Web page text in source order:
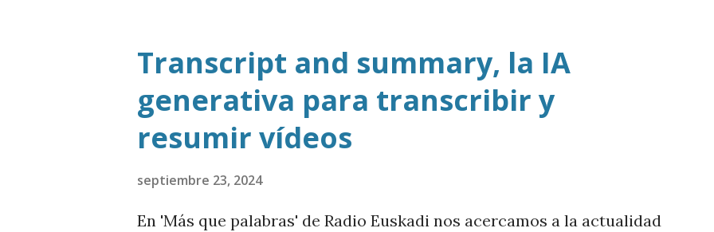
Transcript and summary, la IA
generativa para transcribir y
resumir vídeos
septiembre 23, 2024
En 'Más que palabras' de Radio Euskadi nos acercamos a la actualidad